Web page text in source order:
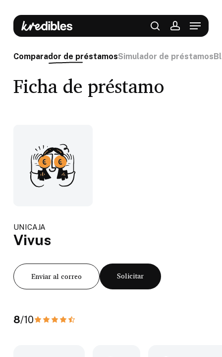
main
content
searchaccount
Menu
Comparador de préstamosSimulador de préstamos
Ficha de préstamo
UNICAJA
Vivus
Enviar al correo Solicitar
8/10